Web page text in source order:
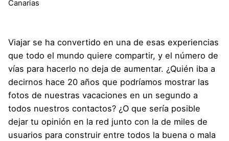
Canarias
Viajar se ha convertido en una de esas experiencias
que todo el mundo quiere compartir, y el número de
vías para hacerlo no deja de aumentar. ¿Quién iba a
decirnos hace 20 años que podríamos mostrar las
fotos de nuestras vacaciones en un segundo a
todos nuestros contactos? ¿O que sería posible
dejar tu opinión en la red junto con la de miles de
usuarios para construir entre todos la buena o mala